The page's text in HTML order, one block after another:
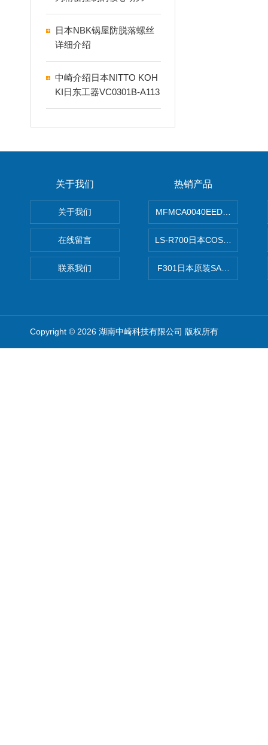
日本NBK锅屋防脱落螺丝
详细介绍
中崎介绍日本NITTO KOH
KI日东工器VC0301B-A113
9-P1-1411 AC230V真空泵
关于我们
关于我们
在线留言
联系我们
热销产品
MFMCA0040EED-H日本
LS-R700日本COSMO科斯莫
F301日本原装SANAI三爱旋
Copyright © 2026 湖南中崎科技有限公司 版权所有